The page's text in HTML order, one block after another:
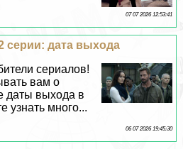
07 07 2026 12:53:41
серии: дата выхода
сериалов!
вам о
даты выхода в
узнать много...
06 07 2026 19:45:30